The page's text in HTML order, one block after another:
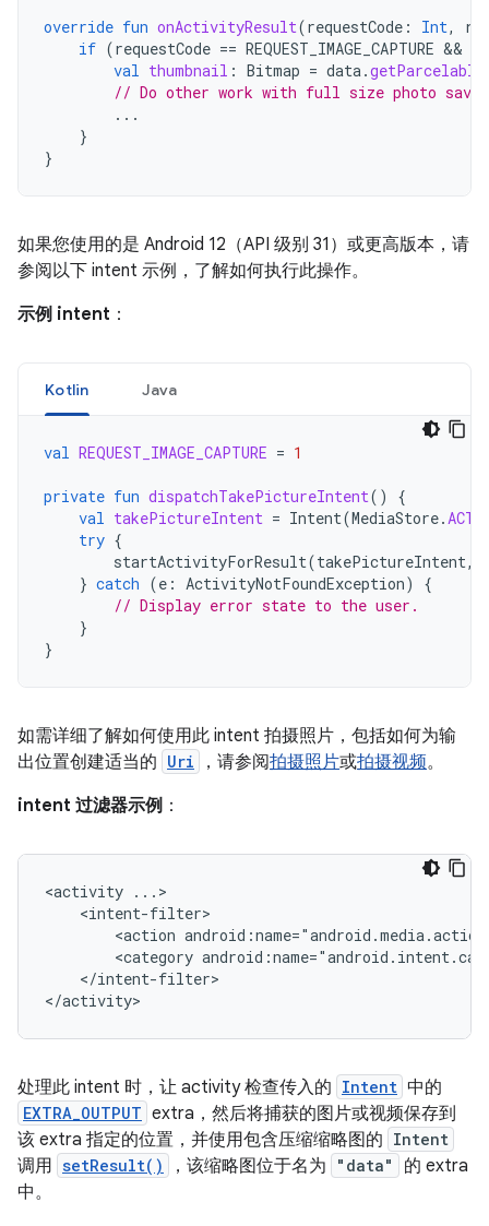
override fun onActivityResult(requestCode : Int,
if (requestCode == REQUEST_IMAGE_CAPTURE &&
val thumbnail : Bitmap = data.
// Do other work with full size photo
...
}
}
如果您使用的是 Android 12（API 级别 31）或更高版本，请
参阅以下 intent 示例，了解如何执行此操作。
示例 intent ：
Kotlin Java
val REQUEST_IMAGE_CAPTURE = 1
private fun dispatchTakePictureIntent()
{
val takePictureIntent = Intent(MediaStore.
try {
startActivityForResult(takePictureIntent,
} catch (e : ActivityNotFoundException)
{
// Display error state to the user.
}
}
如需详细了解如何使用此 intent 拍摄照片，包括如何为输
出位置创建适当的 Uri ，请参阅拍摄照片或拍摄视频。
intent 过滤器示例 ：
<activity
<action
<category
</intent-filter>
</activity>
处理此 intent 时，让 activity 检查传入的 Intent 中的
EXTRA_OUTPUT extra，然后将捕获的图片或视频保存到
该 extra 指定的位置，并使用包含压缩缩略图的 Intent
调用 setResult() ，该缩略图位于名为 "data"
的 extra
中。